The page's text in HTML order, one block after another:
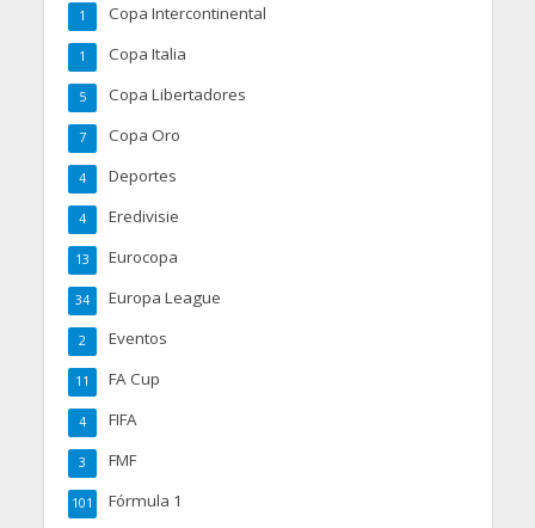
Copa Intercontinental
1
Copa Italia
1
Copa Libertadores
5
Copa Oro
7
Deportes
4
Eredivisie
4
Eurocopa
13
Europa League
34
Eventos
2
FA Cup
11
FIFA
4
FMF
3
Fórmula 1
101